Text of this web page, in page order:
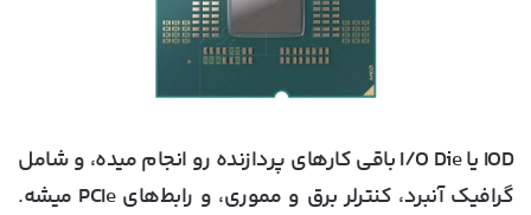
IOD یا I/O Die باقی کارهای پردازنده رو انجام میده، و شامل
گرافیک آنبرد، کنترلر برق و مموری، و رابط‌های PCIe میشه.